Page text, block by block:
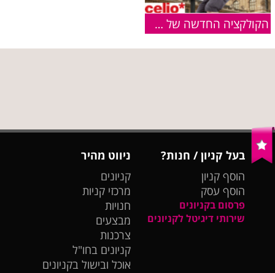
הקולקציה החדשה של CELIO עכשיו בחנויות
בעל קניון / חנות?
הוסף קניון
הוסף עסק
פרסום בקניונים
שירותי דיגיטל לקניונים
ניווט מהיר
קניונים
מרכזי קניות
חנויות
מבצעים
צרכנות
קניונים בחו"ל
אוכל ובישול בקניונים